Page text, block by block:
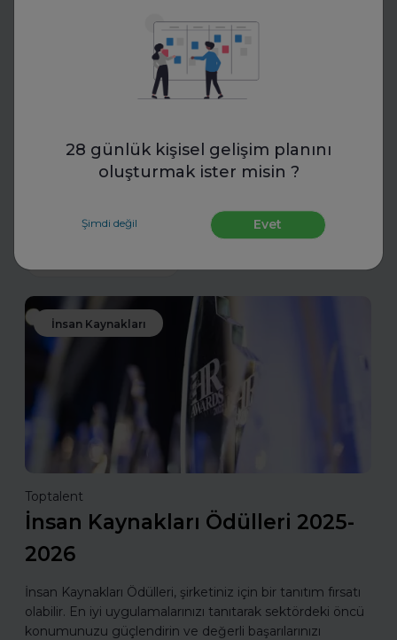
28 günlük kişisel gelişim planını
oluşturmak ister misin ?
Şimdi değil Evet
Yazım Araçları Ne İşe Yarıyor?
LinkedIn, CV ve ön yazı için AI yazım araçları nasıl çalışır?
oluşturmanın püf noktalarını keşfedin.
İnsan Kaynakları
Toptalent
İnsan Kaynakları Ödülleri 2025-
2026
İnsan Kaynakları Ödülleri, şirketiniz için bir tanıtım fırsatı
olabilir. En iyi uygulamalarınızı tanıtarak sektördeki öncü
konumunuzu güçlendirin ve değerli başarılarınızı